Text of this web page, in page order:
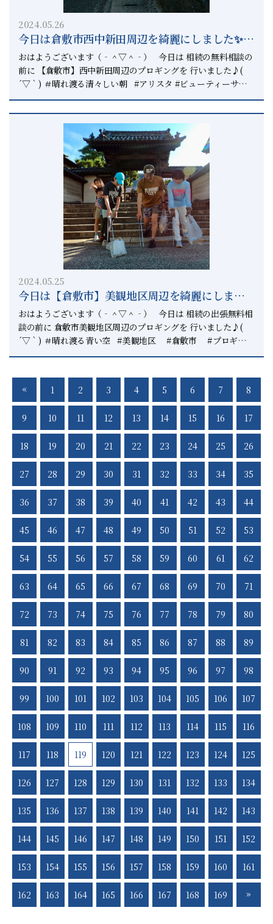
↓↓↓↓↓↓↓↓↓↓↓↓↓↓↓↓↓↓↓↓ 不動産
の売却はこちら 【相続を円満に解決したい方は相続円満相談
室へ】 ↓↓↓↓↓↓↓↓↓↓↓↓↓↓↓↓↓↓↓↓↓↓↓↓↓
相続を一つの窓口で相談出来る相談窓口 【岡山県で唯一の上
級相続診断士の行政書士】
室へご相談ください。 ▽▲▽▲▽▲▽▲▽▲▽▲▽▲▽ お問
い合わせはこちらまで ↓↓↓↓↓↓↓↓↓↓↓↓↓↓↓
086−442−9558 ▽▲▽▲▽▲▽▲▽▲▽▲▽▲▽
出来ません。 ということで ・相続人の調査 ・相続財産の調
査 を行ってください。 とご案内させていただきました。
後半は ココピアの小田様に 片付けのプロとしての 片付けの現
場の生のお話を 講演していただきました。 小田様からは ・
少しずつ片付けをすることの大切さ ・片付けをすると気付ける
て、そこに出て来た人を 思うことで、宝物に出会うことがあ
さいました。
2024.05.26
今日は倉敷市西中新田周辺を綺麗にしました✨ー
相続円満相談室の休日ー
おはようございます（‐＾▽＾‐） 今日は 相続の無料相談の
前に 【倉敷市】西中新田周辺のプロギングを 行いました♪(
´▽｀) ＃晴れ渡る清々しい朝 #アリスタ #ビューティーサロ
ン #プロギング #プロギングシティ #plogging
#ploggingcity #プロギング倉敷 #倉敷 #総社 #正直不
つでもピリカ 休日の日に 【倉敷市】空き家アドバイザー協会
でしっかり学んだ上に それぞれのお客様のパターンに応じた
アドバイスを行っています。 空き家アドバイザー協会の特徴
ことが出来ます。 特に倉敷市内においても 実家を今後どうし
活用や売却と 幅広く情報を仕入れることが出来ます。 参加は
無料ですので 【倉敷市】内の方だけでなく【総社市】の方でも
まずはご参加いただければ 何を準備しないといけないのか分か
ります。 もしご自身で悩まれるより その道のプロの話を聞い
てみて下さい。 上級相続診断士として 一時的な相続だけでは
なく 二次相続三次相続まで考えて アドバイスを行っていま
す。 もし【倉敷市】や【総社市】に限らず 相続の相談があれ
ば いつでもお声掛けください。 「相続円満相談室に頼んで良
↓↓↓↓↓↓↓↓↓↓↓ 倉敷市白楽町５３９−１古城ビルA棟
１０１ 【お問合せ先】 ↓↓↓↓↓↓↓ ご相談はこちらへ
【不動産売却のことは正直不動産へ】
↓↓↓↓↓↓↓↓↓↓↓↓↓↓↓↓↓↓↓↓ 不動産の売却はこ
ちら 【相続を円満に解決したい方は相続円満相談室へ】
↓↓↓↓↓↓↓↓↓↓↓↓↓↓↓↓↓↓↓↓↓↓↓↓↓ 相続を
一つの窓口で相談出来る相談窓口 【岡山県で唯一の上級相続
診断士の行政書士】
↓↓↓↓↓↓↓↓↓↓↓↓↓↓↓↓↓↓↓↓↓↓↓ 上級相続診
断士 内川良太郎 相続円満相談室では 相続を円満に解決させ
るため 相続のコンサルタントとして ご案内させていただきま
す。 【倉敷市】や【総社市】で 相続のことなら相続円満相談
室へご相談ください。 ▽▲▽▲▽▲▽▲▽▲▽▲▽▲▽ お問
い合わせはこちらまで ↓↓↓↓↓↓↓↓↓↓↓↓↓↓↓
2024.05.25
今日は【倉敷市】美観地区周辺を綺麗にしまし
た✨ー倉敷と総社で相続のことなら相続円満相談
室へー
おはようございます（‐＾▽＾‐） 今日は 相続の出張無料相
談の前に 倉敷市美観地区周辺のプロギングを 行いました♪(
´▽｀) ＃晴れ渡る青い空 #美観地区 #倉敷市 #プロギン
グ #プロギングシティ #plogging #ploggingcity #プロ
室 #相続診断士 #上級相続診断士 #いつでもピリカ 【倉敷
市】や【総社市】で相続から発生する そんな現場ではいろんな
話を聞きます。 お子様がいらっしゃらない方の 相続のご相談
がありました。 このままだと相続はどうなるのか？ というこ
とからまずはご説明いたします。 相続人が誰になるのか？ 相
続財産は何々あるのか？ ということが分からない方は多く 一
番怖いのは相続人が誰々になるのかを 調べる調査を行わせてい
ただきます。 それが相続の一丁目一番地です。 というのも
相続人と相続財産を分からない方は 非常に多くいらっしゃいま
す。 だから、基本メニューである ・相続人調査 ・相続財産調
査 を行うことをオススメしています。 相続コンサルタントと
しての 相続円満相談室の価値は 相続の全体像を把握し、それ
について どういったことをしたらいいかを しっかりとご案内
出来る点です。 ご自身で出来る方は 「ご自身でしてくださ
い。」とお伝えします。 相続円満相談室の理念は ”50年先の
未来のために” と考えて相続のお手伝いをしています。 現在
は、無料相談を多くしております。 少しでもお役に立てるよう
に頑張ります。 相続診断士協会の中で 岡山県で唯一のパート
い事情がある場合には こちらからお伺いして相談に乗ってま
入っている場合 外に出れないのであればお伺いします。 【事
務所はこちら】 ↓↓↓↓↓↓↓↓↓↓↓ 倉敷市白楽町５３
９−１古城ビルA棟１０１ 【お問合せ先】 ↓↓↓↓↓↓↓
ご相談はこちらへ 【不動産売却のことは正直不動産
へ】 ↓↓↓↓↓↓↓↓↓↓↓↓↓↓↓↓↓↓↓↓ 不
動産の売却はこちら 【相続を円満に解決したい方は相続円満
相談室へ】
↓↓↓↓↓↓↓↓↓↓↓↓↓↓↓↓↓↓↓↓↓↓↓↓↓ 相続を
一つの窓口で相談出来る相談窓口 【岡山県で唯一の上級相続
診断士の行政書士】
↓↓↓↓↓↓↓↓↓↓↓↓↓↓↓↓↓↓↓↓↓↓↓ 上級相続診
断士 内川良太郎 相続円満相談室では 相続を円満に解決させ
るため 相続のコンサルタントとして ご案内させていただきま
す。 【倉敷市】や【総社市】で 相続のことなら相続円満相談
室へご相談ください。 ▽▲▽▲▽▲▽▲▽▲▽▲▽▲▽ お問
い合わせはこちらまで ↓↓↓↓↓↓↓↓↓↓↓↓↓↓↓
086−442−9558 ▽▲▽▲▽▲▽▲▽▲▽▲▽▲▽
« 1 2 3 4 5 6 7 8
9 10 11 12 13 14 15 16 17
18 19 20 21 22 23 24 25 26
27 28 29 30 31 32 33 34 35
36 37 38 39 40 41 42 43 44
45 46 47 48 49 50 51 52 53
54 55 56 57 58 59 60 61 62
63 64 65 66 67 68 69 70 71
72 73 74 75 76 77 78 79 80
81 82 83 84 85 86 87 88 89
90 91 92 93 94 95 96 97 98
99 100 101 102 103 104 105 106 107
108 109 110 111 112 113 114 115 116
117 118 119 120 121 122 123 124 125
126 127 128 129 130 131 132 133 134
135 136 137 138 139 140 141 142 143
144 145 146 147 148 149 150 151 152
153 154 155 156 157 158 159 160 161
162 163 164 165 166 167 168 169 »